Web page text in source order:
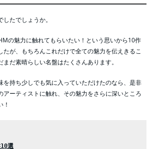
たでしょうか。
の魅力に触れてもらいたい！という思いから10作
たが、もちろんこれだけで全ての魅力を伝えきるこ
だ素晴らしい名盤はたくさんあります。
を持ち少しでも気に入っていただけたのなら、是非
アーティストに触れ、その魅力をさらに深いところ
10選